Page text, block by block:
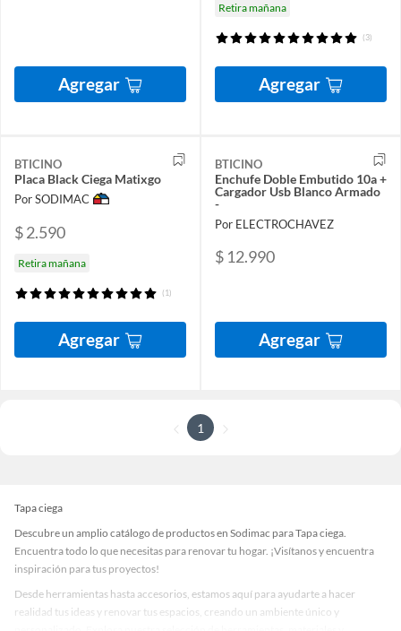
Agregar
Retira mañana
(3)
Agregar
BTICINO
Placa Black Ciega Matixgo
Por SODIMAC
$ 2.590
Retira mañana
(1)
Agregar
BTICINO
Enchufe Doble Embutido 10a +
Cargador Usb Blanco Armado
-
Por ELECTROCHAVEZ
$ 12.990
Agregar
1
Tapa ciega
Descubre un amplio catálogo de productos en Sodimac para Tapa ciega.
Encuentra todo lo que necesitas para renovar tu hogar. ¡Visítanos y encuentra
inspiración para tus proyectos!
Desde herramientas hasta accesorios, estamos aquí para ayudarte a hacer
realidad tus ideas y renovar tus espacios, creando un ambiente único y